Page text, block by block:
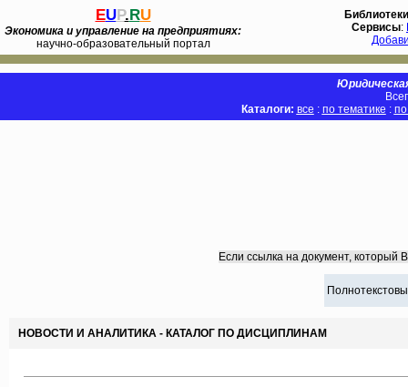
EUP.RU
Экономика и управление на предприятиях:
научно-образовательный портал
Библиотеки
Сервисы:
Каталоги: все : по тематике :
Если ссылка на документ, который
НОВОСТИ И АНАЛИТИКА - КАТАЛОГ ПО ДИСЦИПЛИНАМ